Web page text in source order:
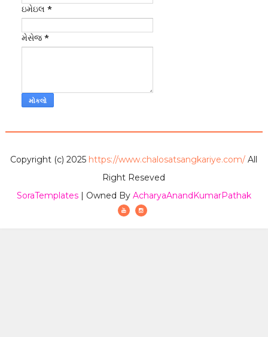
ઇમેઇલ*
મેસેજ*
Copyright (c) 2025 https://www.chalosatsangkariye.com/ All
Right Reseved
SoraTemplates| Owned By AcharyaAnandKumarPathak